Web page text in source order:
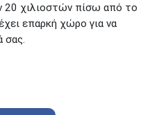
20 χιλιοστών πίσω από το
επαρκή χώρο για να
σας.